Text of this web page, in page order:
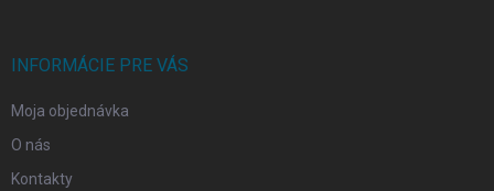
INFORMÁCIE PRE VÁS
Moja objednávka
O nás
Kontakty